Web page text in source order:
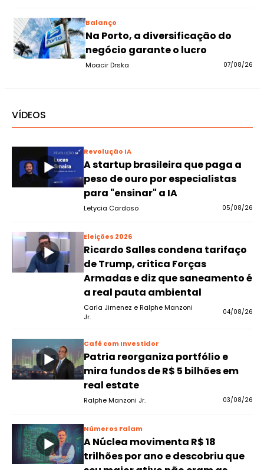
Balanço
Na Porto, a diversificação do
negócio garante o lucro
Moacir Drska 07/08/26
VÍDEOS
Revolução IA
A startup brasileira que paga a
peso de ouro por especialistas
para "ensinar" a IA
Letycia Cardoso 05/08/26
Eleições 2026
Ricardo Salles condena tarifaço
de Trump, critica Forças
Armadas e diz que saneamento é
a real pauta ambiental
Carla Jimenez e Ralphe Manzoni
Jr.
04/08/26
Café com Investidor
Patria reorganiza portfólio e
mira fundos de R$ 5 bilhões em
real estate
Ralphe Manzoni Jr. 03/08/26
Números Falam
A Núclea movimenta R$ 18
trilhões por ano e descobriu que